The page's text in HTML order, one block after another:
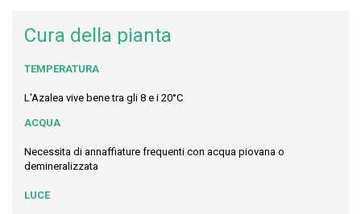
Cura della pianta
TEMPERATURA
L'Azalea vive bene tra gli 8 e i 20°C
ACQUA
Necessita di annaffiature frequenti con acqua piovana o
demineralizzata
LUCE